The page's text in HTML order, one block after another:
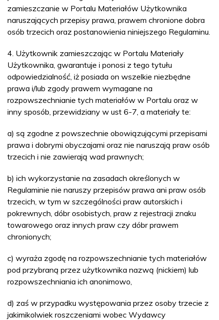
zamieszczanie w Portalu Materiałów Użytkownika
naruszających przepisy prawa, prawem chronione dobra
osób trzecich oraz postanowienia niniejszego Regulaminu.
4. Użytkownik zamieszczając w Portalu Materiały
Użytkownika, gwarantuje i ponosi z tego tytułu
odpowiedzialność, iż posiada on wszelkie niezbędne
prawa i/lub zgody prawem wymagane na
rozpowszechnianie tych materiałów w Portalu oraz w
inny sposób, przewidziany w ust 6-7, a materiały te:
a) są zgodne z powszechnie obowiązującymi przepisami
prawa i dobrymi obyczajami oraz nie naruszają praw osób
trzecich i nie zawierają wad prawnych;
b) ich wykorzystanie na zasadach określonych w
Regulaminie nie naruszy przepisów prawa ani praw osób
trzecich, w tym w szczególności praw autorskich i
pokrewnych, dóbr osobistych, praw z rejestracji znaku
towarowego oraz innych praw czy dóbr prawem
chronionych;
c) wyraża zgodę na rozpowszechnianie tych materiałów
pod przybraną przez użytkownika nazwą (nickiem) lub
rozpowszechniania ich anonimowo,
d) zaś w przypadku występowania przez osoby trzecie z
jakimikolwiek roszczeniami wobec Wydawcy